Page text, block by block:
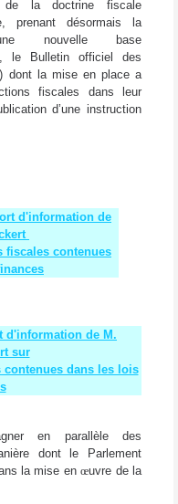
de la doctrine fiscale
prenant désormais la
nouvelle base
le Bulletin officiel des
dont la mise en place a
fiscales dans leur
d’une instruction
d'information de
fiscales contenues
d'information de M.
sur
dans les lois
en parallèle des
dont le Parlement
la mise enœuvre de la